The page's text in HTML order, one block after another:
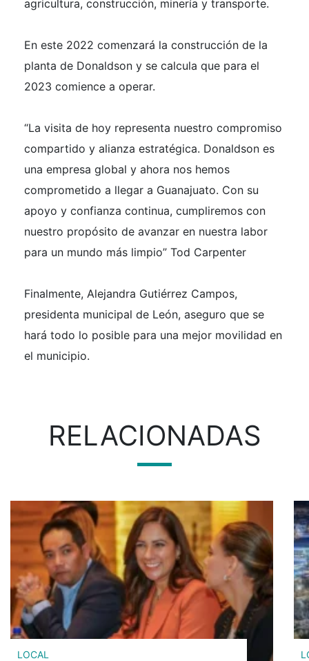
agricultura, construcción, minería y transporte.
En este 2022 comenzará la construcción de la
planta de Donaldson y se calcula que para el
2023 comience a operar.
“La visita de hoy representa nuestro compromiso
compartido y alianza estratégica. Donaldson es
una empresa global y ahora nos hemos
comprometido a llegar a Guanajuato. Con su
apoyo y confianza continua, cumpliremos con
nuestro propósito de avanzar en nuestra labor
para un mundo más limpio” Tod Carpenter
Finalmente, Alejandra Gutiérrez Campos,
presidenta municipal de León, aseguro que se
hará todo lo posible para una mejor movilidad en
el municipio.
RELACIONADAS
LOCAL